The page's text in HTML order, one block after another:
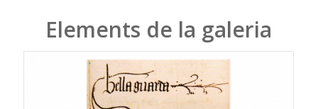
Elements de la galeria